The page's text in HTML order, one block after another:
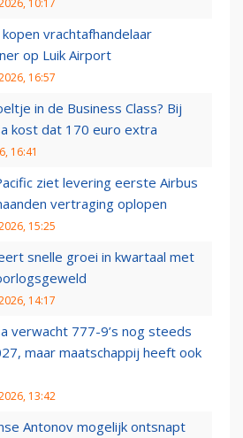
10:17
kopen vrachtafhandelaar
op Luik Airport
16:57
in de Business Class? Bij
kost dat 170 euro extra
16:41
ziet levering eerste Airbus
vertraging oplopen
15:25
snelle groei in kwartaal met
14:17
verwacht 777-9’s nog steeds
maar maatschappij heeft ook
13:42
Antonov mogelijk ontsnapt